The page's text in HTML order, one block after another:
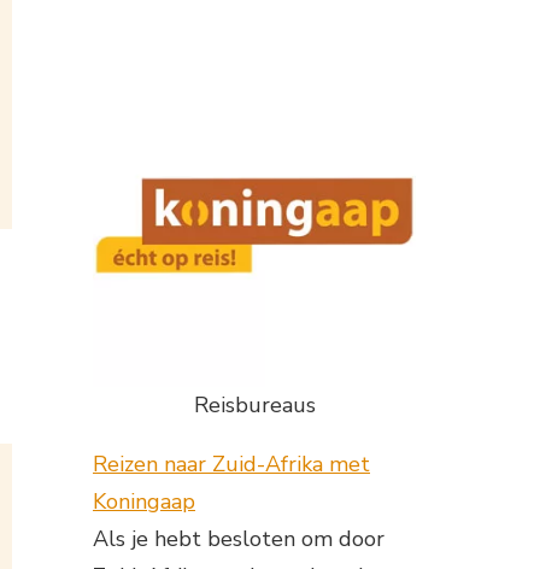
Reisbureaus
Reizen naar Zuid-Afrika met
Koningaap
Als je hebt besloten om door